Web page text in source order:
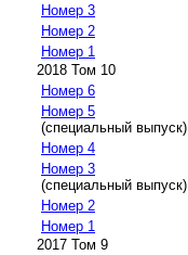
Номер 3
Номер 2
Номер 1
2018 Том 10
Номер 6
Номер 5
(специальный выпуск)
Номер 4
Номер 3
(специальный выпуск)
Номер 2
Номер 1
2017 Том 9